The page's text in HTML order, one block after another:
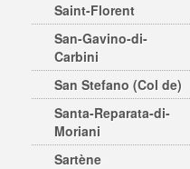
Saint-Florent
San-Gavino-di-
Carbini
San Stefano (Col de)
Santa-Reparata-di-
Moriani
Sartène